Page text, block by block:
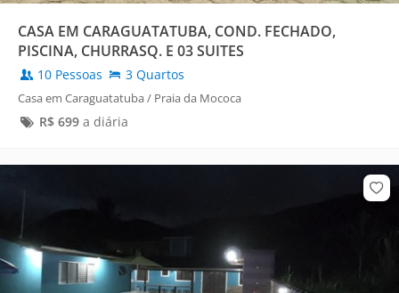
CASA EM CARAGUATATUBA, COND. FECHADO,
PISCINA, CHURRASQ. E 03 SUITES
10 Pessoas 3 Quartos
Casa em Caraguatatuba / Praia da Mococa
R$ 699a diária